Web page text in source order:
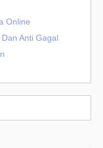
Online
Anti Gagal